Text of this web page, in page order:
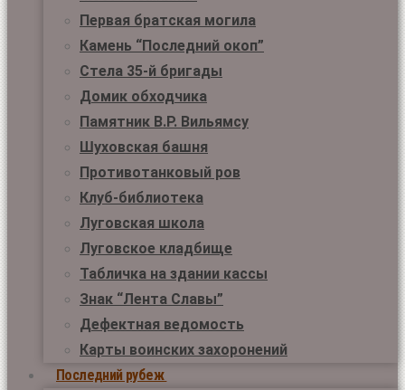
Первая братская могила
Камень “Последний окоп”
Стела 35-й бригады
Домик обходчика
Памятник В.Р. Вильямсу
Шуховская башня
Противотанковый ров
Клуб-библиотека
Луговская школа
Луговское кладбище
Табличка на здании кассы
Знак “Лента Славы”
Дефектная ведомость
Карты воинских захоронений
Последний рубеж